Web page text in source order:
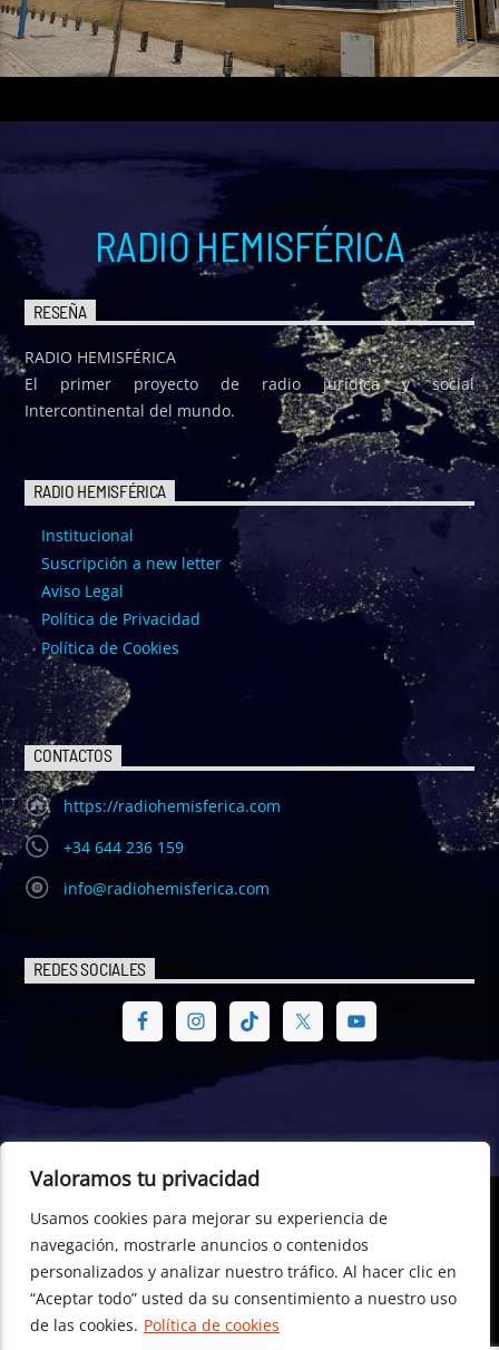
Valoramos tu privacidad
Usamos cookies para mejorar su experiencia de
navegación, mostrarle anuncios o contenidos
personalizados y analizar nuestro tráfico. Al hacer clic en
“Aceptar todo” usted da su consentimiento a nuestro uso
de las cookies. Política de cookies
RADIO HEMISFÉRICA
RESEÑA
RADIO HEMISFÉRICA
El primer proyecto de radio jurídica y social
Intercontinental del mundo.
RADIO HEMISFÉRICA
Institucional
Suscripción a new letter
Aviso Legal
Política de Privacidad
Política de Cookies
CONTACTOS
https://radiohemisferica.com
+34 644 236 159
info@radiohemisferica.com
REDES SOCIALES
© Radio Hemisférica. Project of - Euro-American Committee of
Digital Law – CEA Digital Law, CTR- 698529, Dublin (Republic of
Ireland) +353 196 01 596